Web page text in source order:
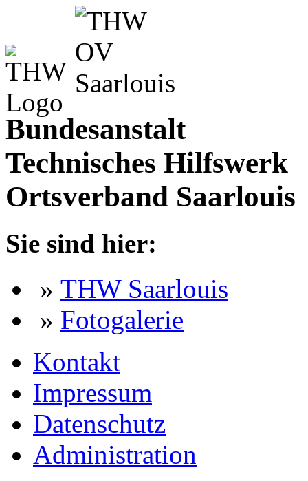
Bundesanstalt
Technisches Hilfswerk
Ortsverband Saarlouis
Sie sind hier:
» THW Saarlouis
» Fotogalerie
Kontakt
Impressum
Datenschutz
Administration